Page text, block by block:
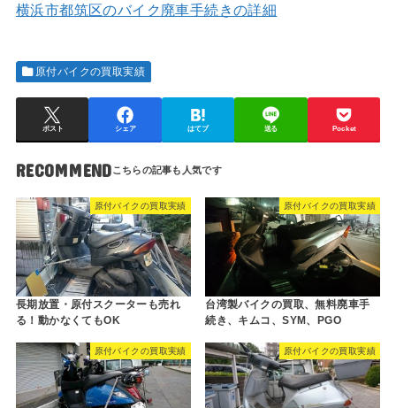
横浜市都筑区のバイク廃車手続きの詳細
原付バイクの買取実績
ポスト シェア はてブ 送る Pocket
RECOMMEND
原付バイクの買取実績
長期放置・原付スクーターも売れ
る！動かなくてもOK
原付バイクの買取実績
台湾製バイクの買取、無料廃車手
続き、キムコ、SYM、PGO
原付バイクの買取実績 原付バイクの買取実績